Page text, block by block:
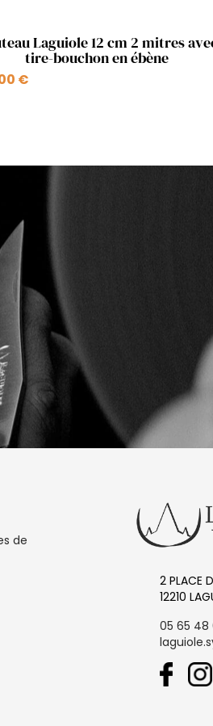
Aperçu rapide
Laguiole 12 cm 2 mitres
tire-bouchon en ébène
€
de
2 PLACE
12210
05 65 48